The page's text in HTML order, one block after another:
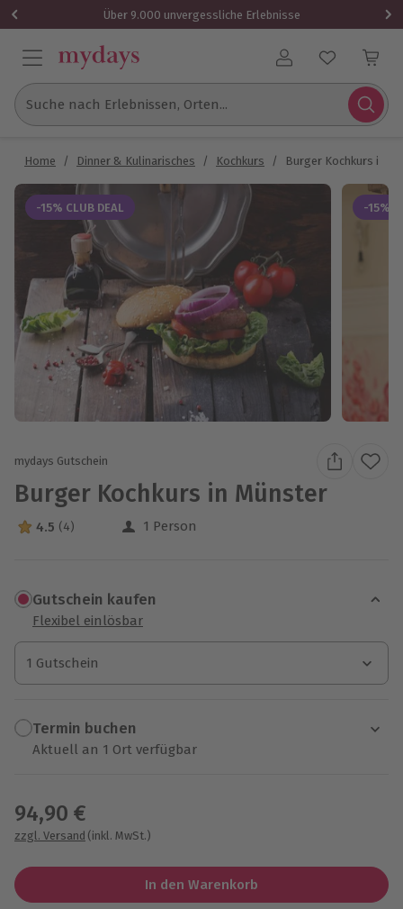
Über 9.000 unvergessliche Erlebnisse
Benutzerkonto
Suche nach Erlebnissen, Orten...
Home / Dinner & Kulinarisches / Kochkurs / Burger Kochkurs in
-15% CLUB DEAL -15%
mydays Gutschein
Burger Kochkurs in Münster
4.5 Sterne von 5 aus 4 Bewertungen
4.5 (4) 1 Person
Gutschein kaufen
Flexibel einlösbar
1 Gutschein
1 Gutschein
1 Gutschein
Termin buchen
Aktuell an 1 Ort verfügbar
94,90 €
zzgl. Versand (inkl. MwSt.)
In den Warenkorb